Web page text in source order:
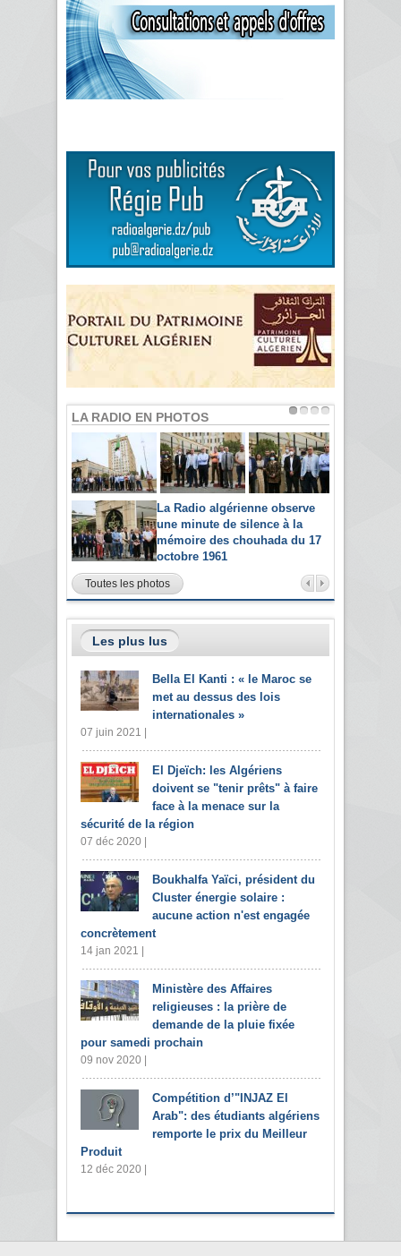
LA RADIO EN PHOTOS
La Radio algérienne observe
une minute de silence à la
mémoire des chouhada du 17
octobre 1961
Toutes les photos
Les plus lus
Bella El Kanti : « le Maroc se
met au dessus des lois
internationales »
07 juin 2021 |
El Djeïch: les Algériens
doivent se "tenir prêts" à faire
face à la menace sur la
sécurité de la région
07 déc 2020 |
Boukhalfa Yaïci, président du
Cluster énergie solaire :
aucune action n'est engagée
concrètement
14 jan 2021 |
Ministère des Affaires
religieuses : la prière de
demande de la pluie fixée
pour samedi prochain
09 nov 2020 |
Compétition d’"INJAZ El
Arab": des étudiants algériens
remporte le prix du Meilleur
Produit
12 déc 2020 |